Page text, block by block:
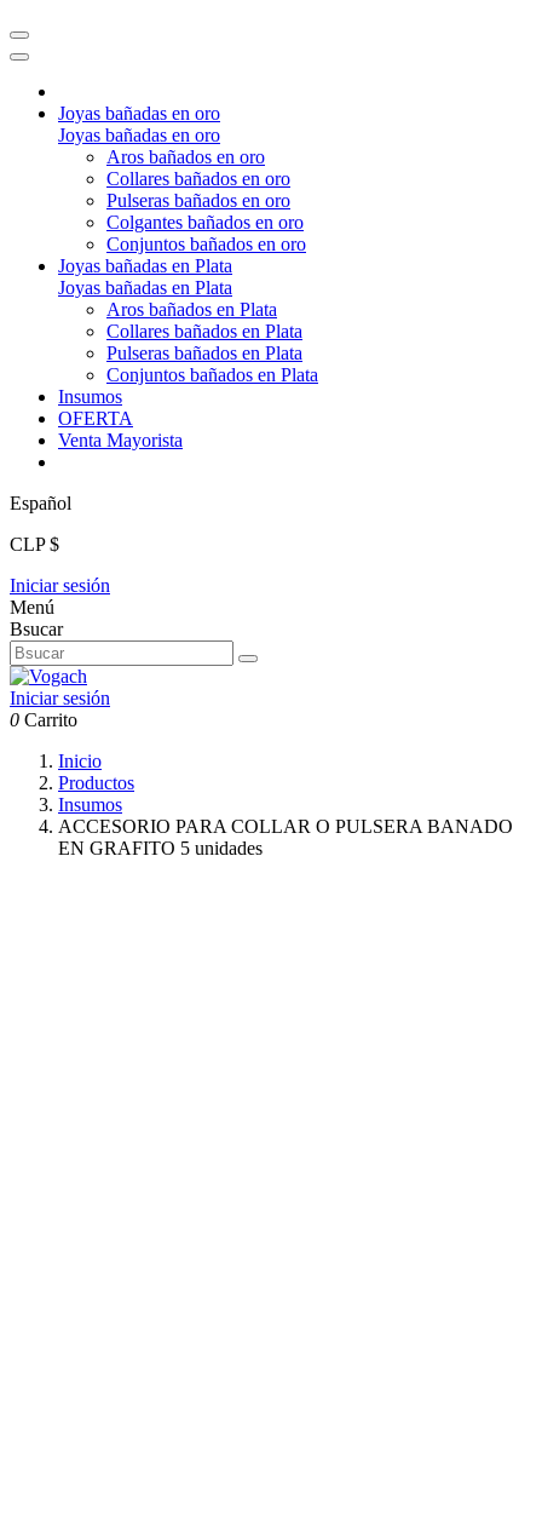
Joyas bañadas en oro
Joyas bañadas en oro
Aros bañados en oro
Collares bañados en oro
Pulseras bañados en oro
Colgantes bañados en oro
Conjuntos bañados en oro
Joyas bañadas en Plata
Joyas bañadas en Plata
Aros bañados en Plata
Collares bañados en Plata
Pulseras bañados en Plata
Conjuntos bañados en Plata
Insumos
OFERTA
Venta Mayorista
Español
CLP $
Iniciar sesión
Menú
Bsucar
Iniciar sesión
0 Carrito
Inicio
Productos
Insumos
ACCESORIO PARA COLLAR O PULSERA BANADO
EN GRAFITO 5 unidades